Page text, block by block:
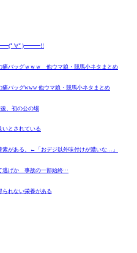
ﾀ━━━(ﾟ∀ﾟ)━━━!!
痛バッグｗｗｗ 他ウマ娘・競馬小ネタまとめ
痛バッグwww 他ウマ娘・競馬小ネタまとめ
、初の公の場
いとされている
がある。←「おデジ以外味付けが濃いな…」
逃げか 事故の一部始終⋯
られない栄養がある